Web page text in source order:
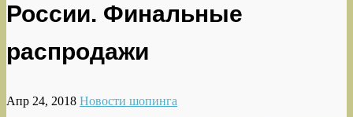
России. Финальные
распродажи
Апр 24, 2018 Новости шопинга